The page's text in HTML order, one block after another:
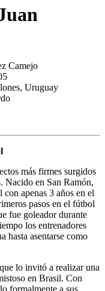
Camejo
Uruguay
más firmes surgidos
Nacido en San Ramón,
apenas 3 años en el
pasos en el fútbol
fue goleador durante
los entrenadores
hasta asentarse como
lo invitó a realizar una
en Brasil. Con